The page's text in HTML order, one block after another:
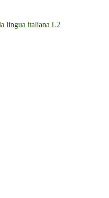
lingua italiana L2